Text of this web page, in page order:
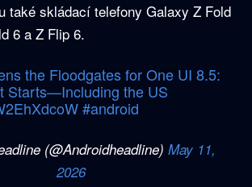
také skládací telefony Galaxy Z Fold
6 a Z Flip 6.
the Floodgates for One UI 8.5:
Starts—Including the US
#android
(@Androidheadline) May 11,
2026